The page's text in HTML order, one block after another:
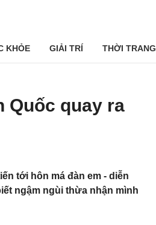
KHỎE GIẢI TRÍ THỜI TRANG
Quốc quay ra
tới hôn má đàn em - diễn
ngậm ngùi thừa nhận mình